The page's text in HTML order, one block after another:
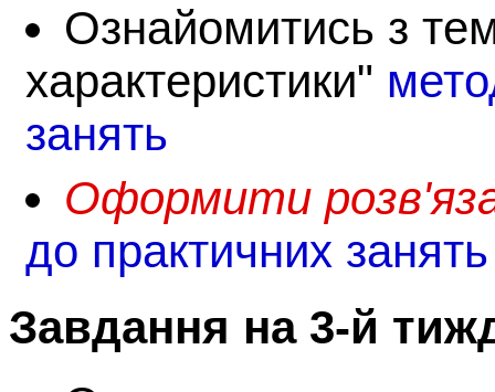
Ознайомитись з
характеристики"
занять
Оформити
до практичних занять
Завдання на 3-й